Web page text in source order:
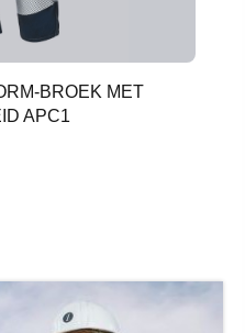
BROEK MET
APC1